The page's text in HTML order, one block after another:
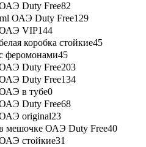
Duty Free82
ОАЭ Duty Free129
ОАЭ VIP144
коробка стойкие45
феромонами45
Duty Free203
Duty Free134
в тубе0
Duty Free68
original23
мешочке ОАЭ Duty Free40
стойкие31